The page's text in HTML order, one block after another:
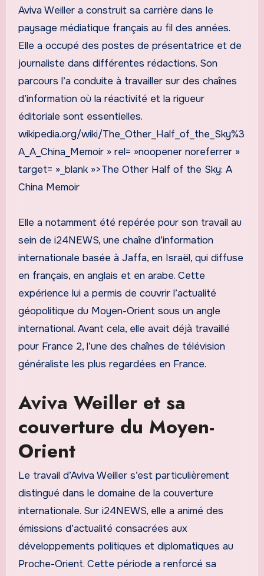
Aviva Weiller a construit sa carrière dans le
paysage médiatique français au fil des années.
Elle a occupé des postes de présentatrice et de
journaliste dans différentes rédactions. Son
parcours l’a conduite à travailler sur des chaînes
d’information où la réactivité et la rigueur
éditoriale sont essentielles.
wikipedia.org/wiki/The_Other_Half_of_the_Sky%3
A_A_China_Memoir » rel= »noopener noreferrer »
target= »_blank »>The Other Half of the Sky: A
China Memoir
Elle a notamment été repérée pour son travail au
sein de i24NEWS, une chaîne d’information
internationale basée à Jaffa, en Israël, qui diffuse
en français, en anglais et en arabe. Cette
expérience lui a permis de couvrir l’actualité
géopolitique du Moyen-Orient sous un angle
international. Avant cela, elle avait déjà travaillé
pour France 2, l’une des chaînes de télévision
généraliste les plus regardées en France.
Aviva Weiller et sa
couverture du Moyen-
Orient
Le travail d’Aviva Weiller s’est particulièrement
distingué dans le domaine de la couverture
internationale. Sur i24NEWS, elle a animé des
émissions d’actualité consacrées aux
développements politiques et diplomatiques au
Proche-Orient. Cette période a renforcé sa